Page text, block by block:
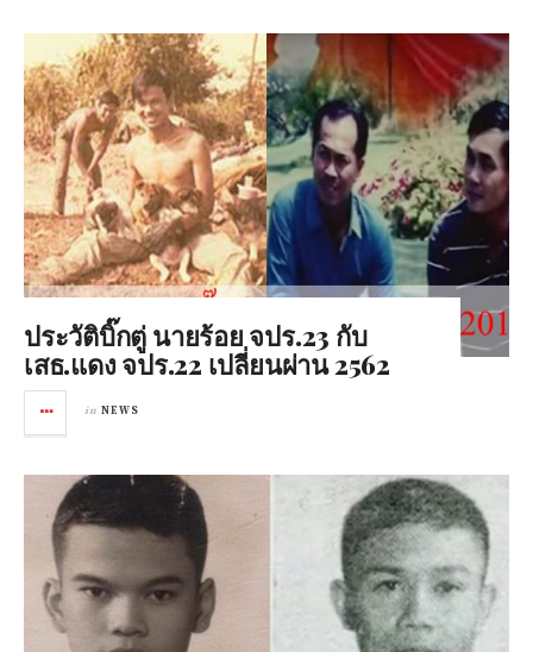
ประวัติบิ๊กตู่ นายร้อย จปร.23 กับ
เสธ.แดง จปร.22 เปลี่ยนผ่าน 2562
in NEWS